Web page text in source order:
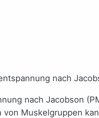
nach Jacobson
von Muskelgruppen